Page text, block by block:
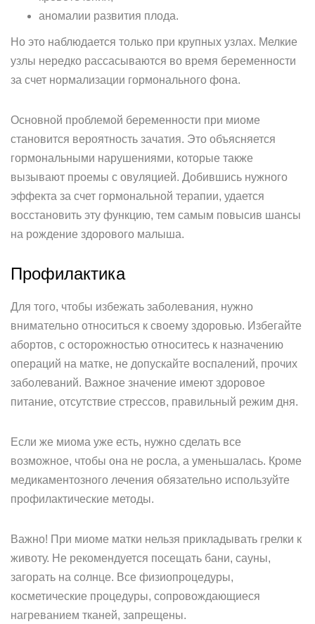
аномалии развития плода.
Но это наблюдается только при крупных узлах. Мелкие
узлы нередко рассасываются во время беременности
за счет нормализации гормонального фона.
Основной проблемой беременности при миоме
становится вероятность зачатия. Это объясняется
гормональными нарушениями, которые также
вызывают проемы с овуляцией. Добившись нужного
эффекта за счет гормональной терапии, удается
восстановить эту функцию, тем самым повысив шансы
на рождение здорового малыша.
Профилактика­
Для того, чтобы избежать заболевания, нужно
внимательно относиться к своему здоровью. Избегайте
абортов, с осторожностью относитесь к назначению
операций на матке, не допускайте воспалений, прочих
заболеваний. Важное значение имеют здоровое
питание, отсутствие стрессов, правильный режим дня.
Если же миома уже есть, нужно сделать все
возможное, чтобы она не росла, а уменьшалась. Кроме
медикаментозного лечения обязательно используйте
профилактические методы.
Важно! При миоме матки нельзя прикладывать грелки к
животу. Не рекомендуется посещать бани, сауны,
загорать на солнце. Все физиопроцедуры,
косметические процедуры, сопровождающиеся
нагреванием тканей, запрещены.